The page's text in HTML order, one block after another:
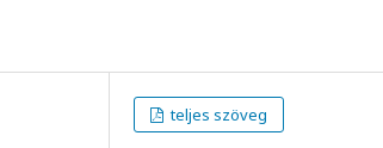
teljes szöveg